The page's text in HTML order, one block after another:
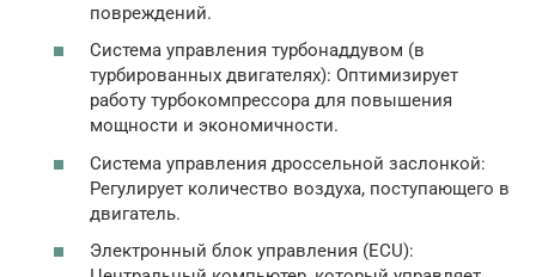
повреждений.
Система управления турбонаддувом (в
турбированных двигателях): Оптимизирует
работу турбокомпрессора для повышения
мощности и экономичности.
Система управления дроссельной заслонкой:
Регулирует количество воздуха, поступающего в
двигатель.
Электронный блок управления (ECU):